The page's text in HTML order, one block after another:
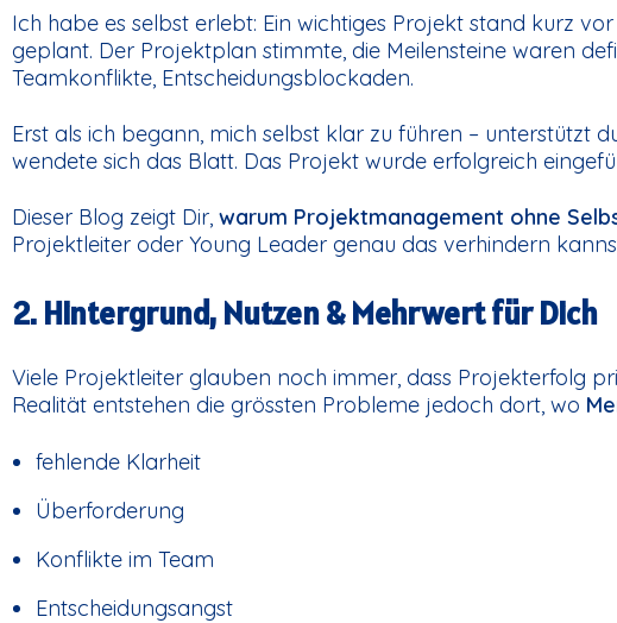
Ich habe es selbst erlebt: Ein wichtiges Projekt stand kurz
geplant. Der Projektplan stimmte, die Meilensteine waren
Teamkonflikte, Entscheidungsblockaden.
Erst als ich begann, mich selbst klar zu führen – unterstützt
wendete sich das Blatt. Das Projekt wurde erfolgreich
Dieser Blog zeigt Dir, warum Projektmanagement ohne
Projektleiter oder Young Leader genau das verhindern
2. Hintergrund, Nutzen & Mehrwert für Dich
Viele Projektleiter glauben noch immer, dass Projekterfolg
Realität entstehen die grössten Probleme jedoch dort, wo
fehlende Klarheit
Überforderung
Konflikte im Team
Entscheidungsangst